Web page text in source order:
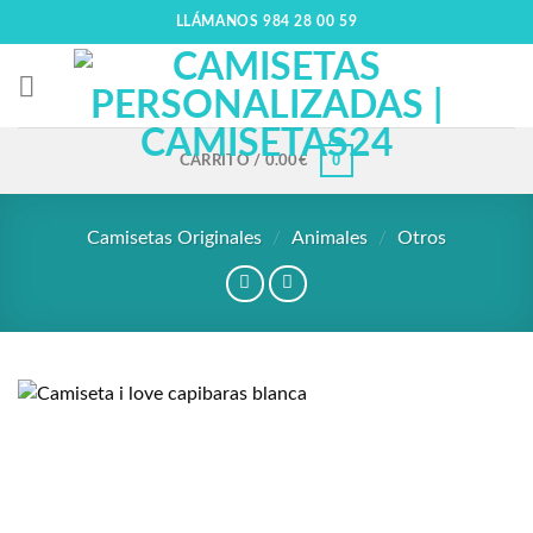
LLÁMANOS 984 28 00 59
CARRITO /0.00€ 0
Camisetas Originales / Animales / Otros